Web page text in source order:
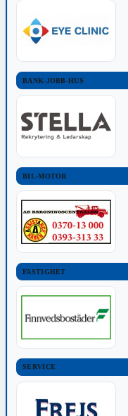
BANK-JOBB-HUS
BIL-MOTOR
FASTIGHET
SERVICE